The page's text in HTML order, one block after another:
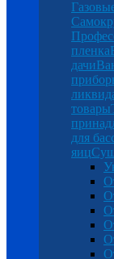
пленка
дачи
товары
для
яиц